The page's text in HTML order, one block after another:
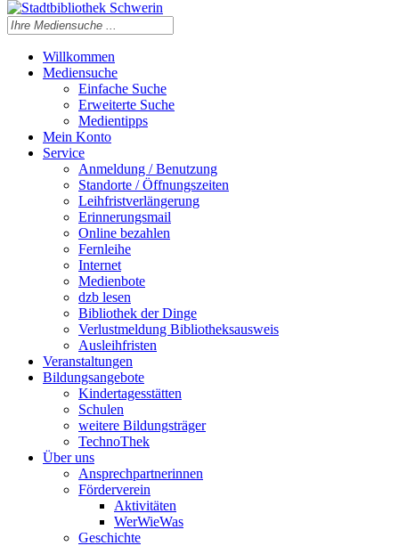
Willkommen
Mediensuche
Einfache Suche
Erweiterte Suche
Medientipps
Mein Konto
Service
Anmeldung / Benutzung
Standorte / Öffnungszeiten
Leihfristverlängerung
Erinnerungsmail
Online bezahlen
Fernleihe
Internet
Medienbote
dzb lesen
Bibliothek der Dinge
Verlustmeldung Bibliotheksausweis
Ausleihfristen
Veranstaltungen
Bildungsangebote
Kindertagesstätten
Schulen
weitere Bildungsträger
TechnoThek
Über uns
Ansprechpartnerinnen
Förderverein
Aktivitäten
WerWieWas
Geschichte